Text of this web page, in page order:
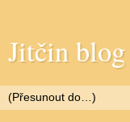
Jitčin blog